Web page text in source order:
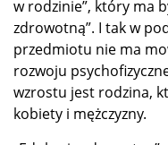
w rodzinie”, który ma
zdrowotną”. I tak w
przedmiotu nie ma
rozwoju
wzrostu jest rodzina,
kobiety i mężczyzny.